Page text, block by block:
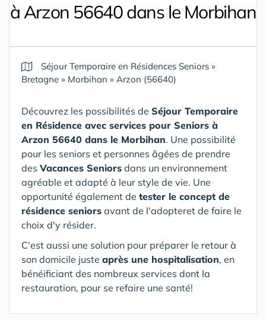
à Arzon 56640 dans le Morbihan
Séjour Temporaire en Résidences Seniors »
Bretagne » Morbihan » Arzon (56640)
Découvrez les possibilités de Séjour Temporaire
en Résidence avec services pour Seniors à
Arzon 56640 dans le Morbihan. Une possibilité
pour les seniors et personnes âgées de prendre
des Vacances Seniors dans un environnement
agréable et adapté à leur style de vie. Une
opportunité également de tester le concept de
résidence seniors avant de l'adopteret de faire le
choix d'y résider.
C'est aussi une solution pour préparer le retour à
son domicile juste après une hospitalisation, en
bénéificiant des nombreux services dont la
restauration, pour se refaire une santé!